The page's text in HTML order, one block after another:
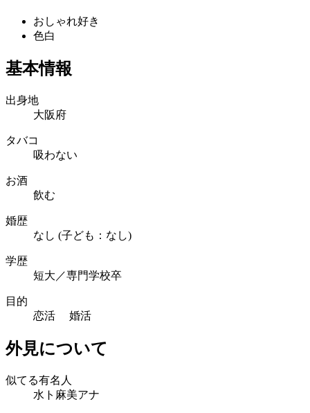
おしゃれ好き
色白
基本情報
出身地
大阪府
タバコ
吸わない
お酒
飲む
婚歴
なし (子ども：なし)
学歴
短大／専門学校卒
目的
恋活 婚活
外見について
似てる有名人
水ト麻美アナ